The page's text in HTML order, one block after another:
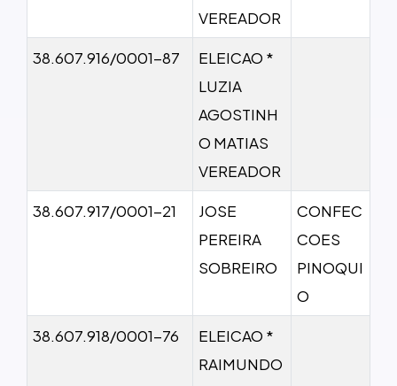
VEREADOR
38.607.916/0001-87
ELEICAO *
LUZIA
AGOSTINH
O MATIAS
VEREADOR
38.607.917/0001-21
JOSE
PEREIRA
SOBREIRO
CONFEC
COES
PINOQUI
O
38.607.918/0001-76
ELEICAO *
RAIMUNDO